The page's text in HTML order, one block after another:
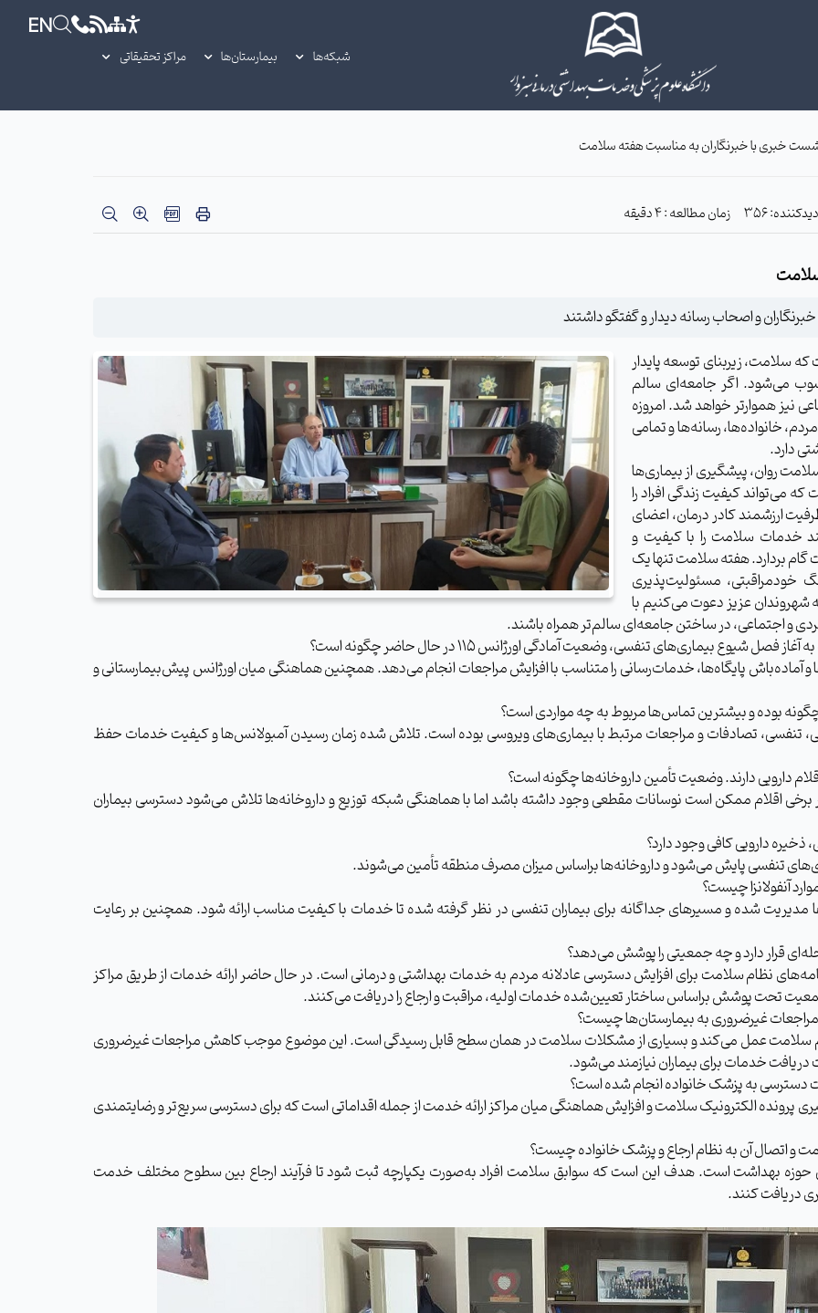
EN
شبکه‌ها بیمارستان‌ها مراکز تحقیقاتی
خبری با خبرنگاران به مناسبت هفته سلامت
زمان مطالعه : 4 دقیقه
و اصحاب رسانه دیدار و گفتگو داشتند
سلامت، زیربنای توسعه پایدار
می‌شود. اگر جامعه‌ای سالم
نیز هموارتر خواهد شد. امروزه
خانواده‌ها، رسانه‌ها و تمامی
دارد.
روان، پیشگیری از بیماری‌ها
می‌تواند کیفیت زندگی افراد را
ارزشمند کادر درمان، اعضای
خدمات سلامت را با کیفیت و
بردارد. هفته سلامت تنها یک
خودمراقبتی، مسئولیت‌پذیری
شهروندان عزیز دعوت می‌کنیم با
و اجتماعی، در ساختن جامعه‌ای سالم‌تر همراه باشند.
بیماری‌های تنفسی، وضعیت آمادگی اورژانس ۱۱۵ در حال حاضر چگونه است؟
نیروها و آماده‌باش پایگاه‌ها، خدمات‌رسانی را متناسب با افزایش مراجعات انجام می‌دهد. همچنین هماهنگی میان اورژانس پیش‌بیمارستانی و
بوده و بیشترین تماس‌ها مربوط به چه مواردی است؟
تنفسی، تصادفات و مراجعات مرتبط با بیماری‌های ویروسی بوده است. تلاش شده زمان رسیدن آمبولانس‌ها و کیفیت خدمات حفظ
دارویی دارند. وضعیت تأمین داروخانه‌ها چگونه است؟
اقلام ممکن است نوسانات مقطعی وجود داشته باشد اما با هماهنگی شبکه توزیع و داروخانه‌ها تلاش می‌شود دسترسی بیماران
ذخیره دارویی کافی وجود دارد؟
آنفولانزا چیست؟
مدیریت شده و مسیرهای جداگانه برای بیماران تنفسی در نظر گرفته شده تا خدمات با کیفیت مناسب ارائه شود. همچنین بر رعایت
قرار دارد و چه جمعیتی را پوشش می‌دهد؟
نظام سلامت برای افزایش دسترسی عادلانه مردم به خدمات بهداشتی و درمانی است. در حال حاضر ارائه خدمات از طریق مراکز
تحت پوشش براساس ساختار تعیین‌شده خدمات اولیه، مراقبت و ارجاع را دریافت می‌کنند.
غیرضروری به بیمارستان‌ها چیست؟
سلامت عمل می‌کند و بسیاری از مشکلات سلامت در همان سطح قابل رسیدگی است. این موضوع موجب کاهش مراجعات غیرضروری
خدمات برای بیماران نیازمند می‌شود.
دسترسی به پزشک خانواده انجام شده است؟
الکترونیک سلامت و افزایش هماهنگی میان مراکز ارائه خدمت از جمله اقداماتی است که برای دسترسی سریع‌تر و رضایتمندی
و اتصال آن به نظام ارجاع و پزشک خانواده چیست؟
حوزه بهداشت است. هدف این است که سوابق سلامت افراد به‌صورت یکپارچه ثبت شود تا فرآیند ارجاع بین سطوح مختلف خدمت
دریافت کنند.